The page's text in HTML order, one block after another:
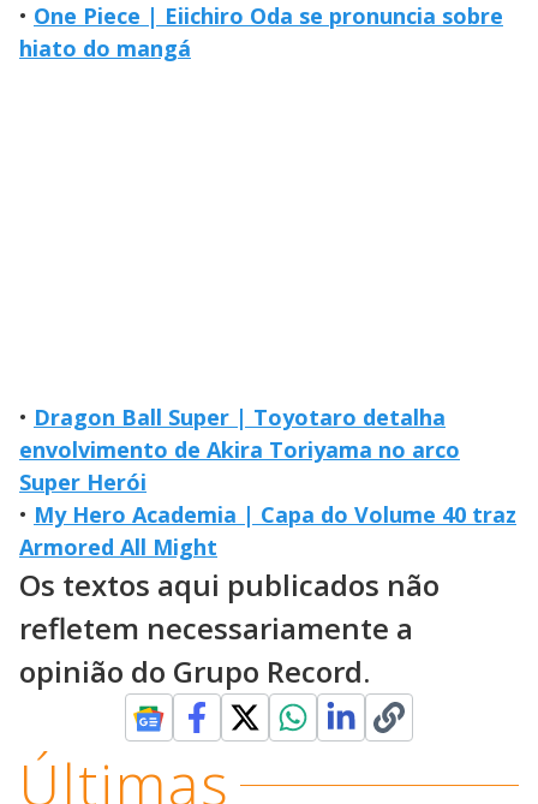
• One Piece | Eiichiro Oda se pronuncia sobre
hiato do mangá
• Dragon Ball Super | Toyotaro detalha
envolvimento de Akira Toriyama no arco
Super Herói
• My Hero Academia | Capa do Volume 40 traz
Armored All Might
Os textos aqui publicados não
refletem necessariamente a
opinião do Grupo Record.
Últimas